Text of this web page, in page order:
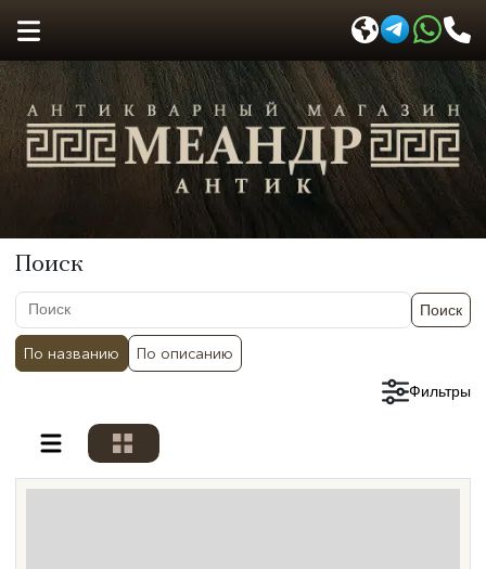
Поиск
Поиск
По названию По описанию
Фильтры
Разделы
Направление
Next page